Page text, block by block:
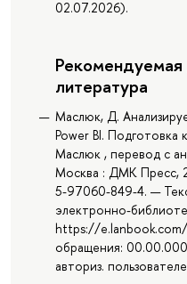
02.07.2026).
Рекомендуемая
литература
Маслюк, Д.
Power BI. Подготовка
Маслюк , перевод с
Москва : ДМК Пресс,
5-97060-849-4. —
электронно-
https://
обращения:
авториз.